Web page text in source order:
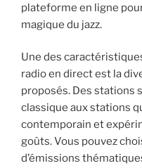
plateforme en ligne
magique du jazz.
Une des
radio en direct est la
proposés. Des stations
classique aux stations
contemporain et
goûts. Vous pouvez
d’émissions